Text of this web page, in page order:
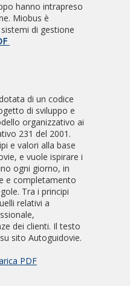
hanno intrapreso
Miobus è
di gestione
di un codice
di sviluppo e
organizzativo ai
231 del 2001.
e valori alla base
e vuole ispirare i
ogni giorno, in
e completamento
Tra i principi
relativi a
dei clienti. Il testo
sito Autoguidovie.
PDF